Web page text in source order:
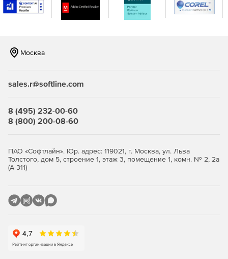
выбранных страниц в растровые изображения (TIFF,
JPEG, PNG, BMP).
Доступ, создание и изменение таких элементов, как
проекты, календари, календарные исключения,
Москва
sales.r@softline.com
8 (495) 232-00-60
8 (800) 200-08-60
ПАО «Софтлайн». Юр. адрес: 119021, г. Москва, ул. Льва
Толстого, дом 5, строение 1, этаж 3, помещение 1, комн. № 2, 2а
(А-311)